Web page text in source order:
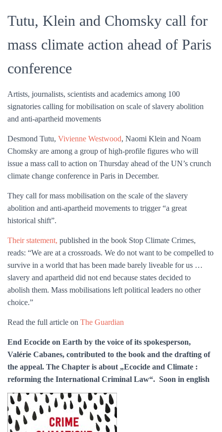
Tutu, Klein and Chomsky call for
mass climate action ahead of Paris
conference
Artists, journalists, scientists and academics among 100
signatories calling for mobilisation on scale of slavery abolition
and anti-apartheid movements
Desmond Tutu, Vivienne Westwood, Naomi Klein and Noam
Chomsky are among a group of high-profile figures who will
issue a mass call to action on Thursday ahead of the UN’s crunch
climate change conference in Paris in December.
They call for mass mobilisation on the scale of the slavery
abolition and anti-apartheid movements to trigger “a great
historical shift”.
Their statement, published in the book Stop Climate Crimes,
reads: “We are at a crossroads. We do not want to be compelled to
survive in a world that has been made barely liveable for us …
slavery and apartheid did not end because states decided to
abolish them. Mass mobilisations left political leaders no other
choice.”
Read the full article on The Guardian
End Ecocide on Earth by the voice of its spokesperson,
Valérie Cabanes, contributed to the book and the drafting of
the appeal. The Chapter is about „Ecocide and Climate :
reforming the International Criminal Law“. Soon in english